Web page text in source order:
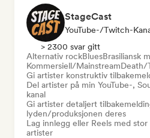
StageCast
> 2300 svar gitt
Alternativ rockBluesBrasiliansk
Kommersiell/MainstreamDeath/
Gi artister konstruktiv
Del artister på min YouTube-,
kanal
Gi artister detaljert
lyden/produksjonen deres
Lag innlegg eller Reels med
artister